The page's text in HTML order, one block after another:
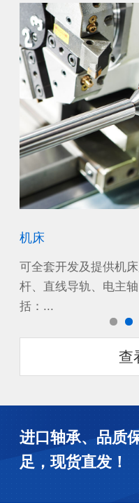
机床
可全套开发及提供机
杆、直线导轨、电主
括：...
查
进口轴承、品质
足，现货直发！